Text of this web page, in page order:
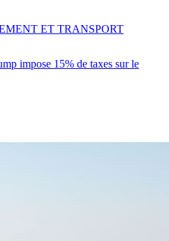
impose 15% de taxes sur le
ET TRANSPORT